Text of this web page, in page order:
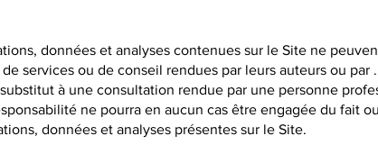
données et analyses contenues sur le Site ne
services ou de conseil rendues par leurs auteurs ou
à une consultation rendue par une personne
ne pourra en aucun cas être engagée du fait
données et analyses présentes sur le Site.